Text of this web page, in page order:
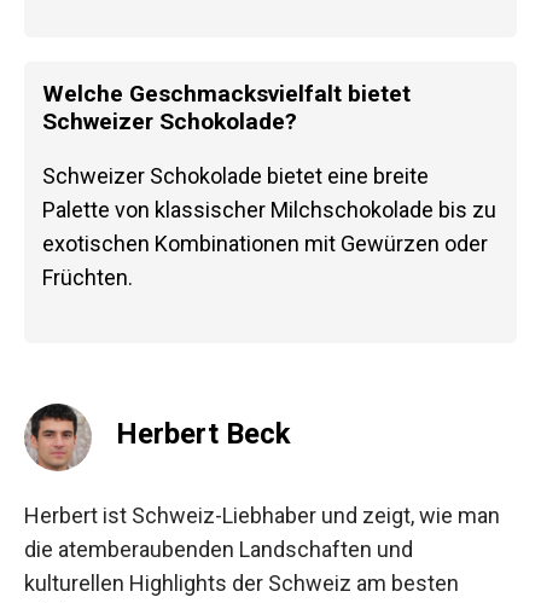
Welche Geschmacksvielfalt bietet
Schweizer Schokolade?
Schweizer Schokolade bietet eine breite
Palette von klassischer Milchschokolade bis zu
exotischen Kombinationen mit Gewürzen oder
Früchten.
Herbert Beck
Herbert ist Schweiz-Liebhaber und zeigt, wie man
die atemberaubenden Landschaften und
kulturellen Highlights der Schweiz am besten